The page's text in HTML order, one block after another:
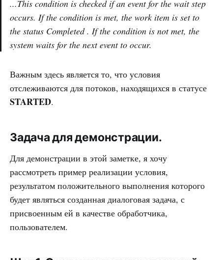
...This condition is checked if an event for the wait step
occurs. If the condition is met, the work item is set to
the status Completed . If the condition is not met, the
system waits for the next event to occur.
Важным здесь является то, что условия
отслеживаются для потоков, находящихся в статусе
STARTED.
Задача для демонстрации.
Для демонстрации в этой заметке, я хочу
рассмотреть пример реализации условия,
результатом положительного выполнения которого
будет являться созданная диалоговая задача, с
присвоенным ей в качестве обработчика,
пользователем.